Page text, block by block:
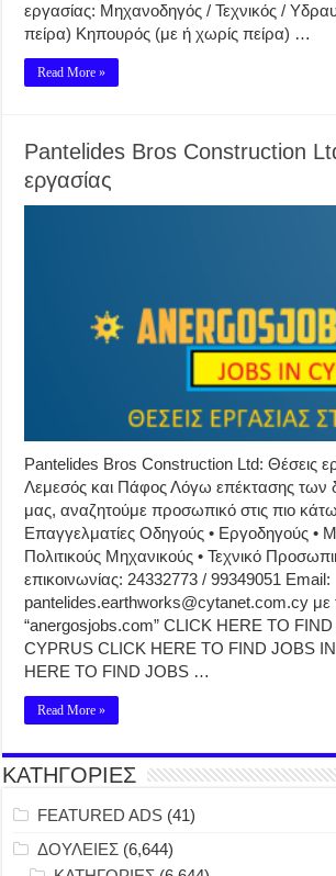
εργασίας: Μηχανοδηγός / Τεχνικός /
πείρα) Κηπουρός (με ή χωρίς πείρα) …
Read More »
Pantelides Bros Construction
εργασίας
Pantelides Bros Construction Ltd: Θέσεις
Λεμεσός και Πάφος Λόγω επέκτασης των
μας, αναζητούμε προσωπικό στις πιο κάτω
Επαγγελματίες Οδηγούς • Εργοδηγούς •
Πολιτικούς Μηχανικούς • Τεχνικό
επικοινωνίας: 24332773 / 99349051 Email:
pantelides.earthworks@cytanet.com.cy με
“anergosjobs.com” CLICK HERE TO
CYPRUS CLICK HERE TO FIND JOBS
HERE TO FIND JOBS …
Read More »
ΚΑΤΗΓΟΡΙΕΣ
FEATURED ADS (41)
ΔΟΥΛΕΙΕΣ (6,644)